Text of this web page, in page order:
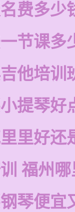
费多少
节课多
他培训
提琴好
里好还
福州
琴便宜